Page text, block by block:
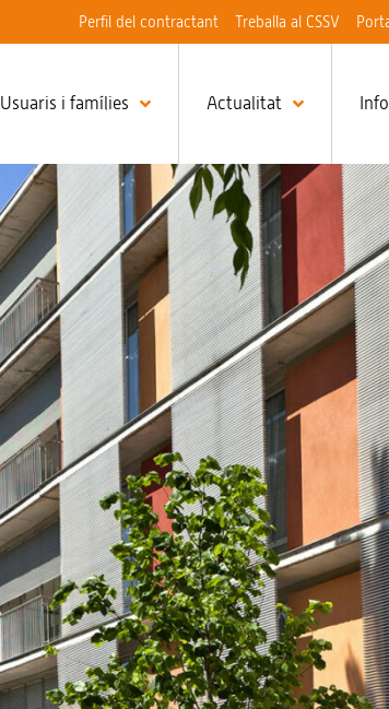
Perfil del contractant Treballa al CSSV
Usuaris i famílies Actualitat